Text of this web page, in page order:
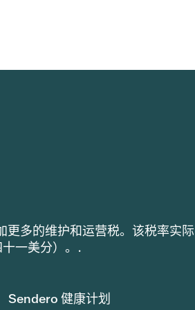
更多的维护和运营税。该税率实际
一美分）。.
Sendero 健康计划